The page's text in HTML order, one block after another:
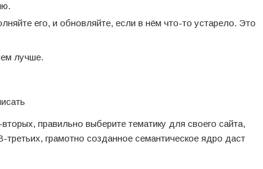
его, и обновляйте, если в нём что-то устарело. Это
лучше.
правильно выберите тематику для своего сайта,
грамотно созданное семантическое ядро даст